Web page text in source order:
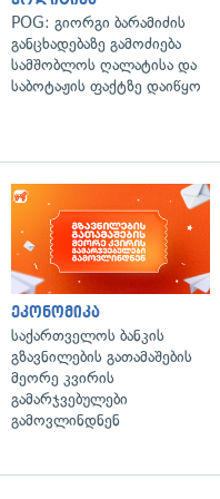
POG: გიორგი ბარამიძის
განცხადებაზე გამოძიება
სამშობლოს ღალატისა და
საბოტაჟის ფაქტზე დაიწყო
ეკონომიკა
საქართველოს ბანკის
გზავნილების გათამაშების
მეორე კვირის
გამარჯვებულები
გამოვლინდნენ